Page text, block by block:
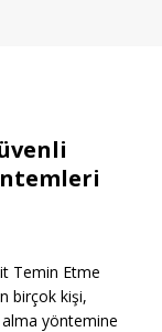
Temin Etme
birçok kişi,
yöntemine